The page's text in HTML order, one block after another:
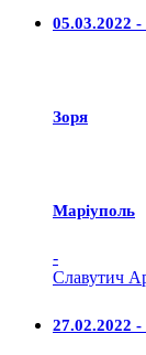
05.03.2022 -
Зоря
Маріуполь
-
Славутич
27.02.2022 -